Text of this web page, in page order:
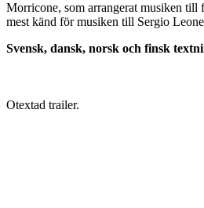
Morricone, som arrangerat musiken
mest känd för musiken till Sergio
Svensk, dansk, norsk och finsk
Otextad trailer.